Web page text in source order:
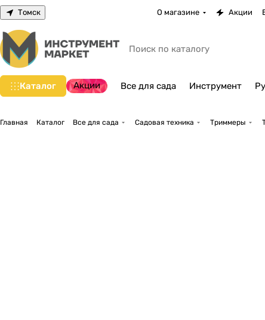
Томск О магазине Акции
Каталог Акции Все для сада Инструмент
Главная Каталог Все для сада Садовая техника Триммеры